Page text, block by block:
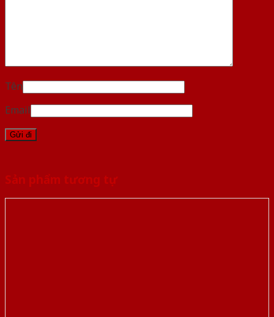
Tên
Email
Sản phẩm tương tự